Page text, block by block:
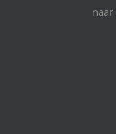
naar